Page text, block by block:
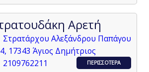
Αρετή
Στρατάρχου Αλεξάνδρου Παπάγου
17343 Άγιος Δημήτριος
2109762211
ΠΕΡΙΣΣΟΤΕΡΑ